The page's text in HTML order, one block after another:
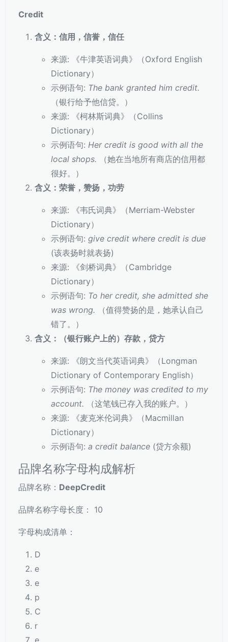
Credit
含义：信用，信誉，信任
来源: 《牛津英语词典》（Oxford English
Dictionary）
示例语句: The bank granted him credit.
（银行给予他信贷。）
来源: 《柯林斯词典》（Collins
Dictionary）
示例语句: Her credit is good with all the
local shops. （她在当地所有商店的信用都
很好。）
含义：荣誉，赞扬，功劳
来源: 《韦氏词典》（Merriam-Webster
Dictionary）
示例语句: give credit where credit is due
(该表扬时就表扬)
来源: 《剑桥词典》（Cambridge
Dictionary）
示例语句: To her credit, she admitted she
was wrong. （值得赞扬的是，她承认自己
错了。）
含义：（银行账户上的）存款，贷方
来源: 《朗文当代英语词典》（Longman
Dictionary of Contemporary English）
示例语句: The money was credited to my
account. （这笔钱已存入我的账户。）
来源: 《麦克米伦词典》（Macmillan
Dictionary）
示例语句: a credit balance (贷方余额)
品牌名称字母构成解析
品牌名称： DeepCredit
品牌名称字母长度： 10
字母构成清单：
D
e
e
p
C
r
e